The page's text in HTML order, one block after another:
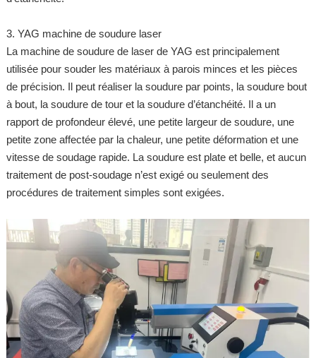
3. YAG machine de soudure laser
La machine de soudure de laser de YAG est principalement
utilisée pour souder les matériaux à parois minces et les pièces
de précision. Il peut réaliser la soudure par points, la soudure bout
à bout, la soudure de tour et la soudure d’étanchéité. Il a un
rapport de profondeur élevé, une petite largeur de soudure, une
petite zone affectée par la chaleur, une petite déformation et une
vitesse de soudage rapide. La soudure est plate et belle, et aucun
traitement de post-soudage n’est exigé ou seulement des
procédures de traitement simples sont exigées.